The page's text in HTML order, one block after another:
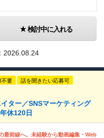
検討中に入れる
2026.08.24
不要 話を聞きたい応募可
ター／SNSマーケティング
休120日
最前線へ。未経験から動画編集・Web